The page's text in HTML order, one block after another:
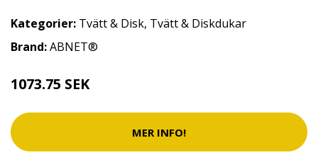
Kategorier: Tvätt & Disk, Tvätt & Diskdukar
Brand:ABNET®
1073.75 SEK
MER INFO!